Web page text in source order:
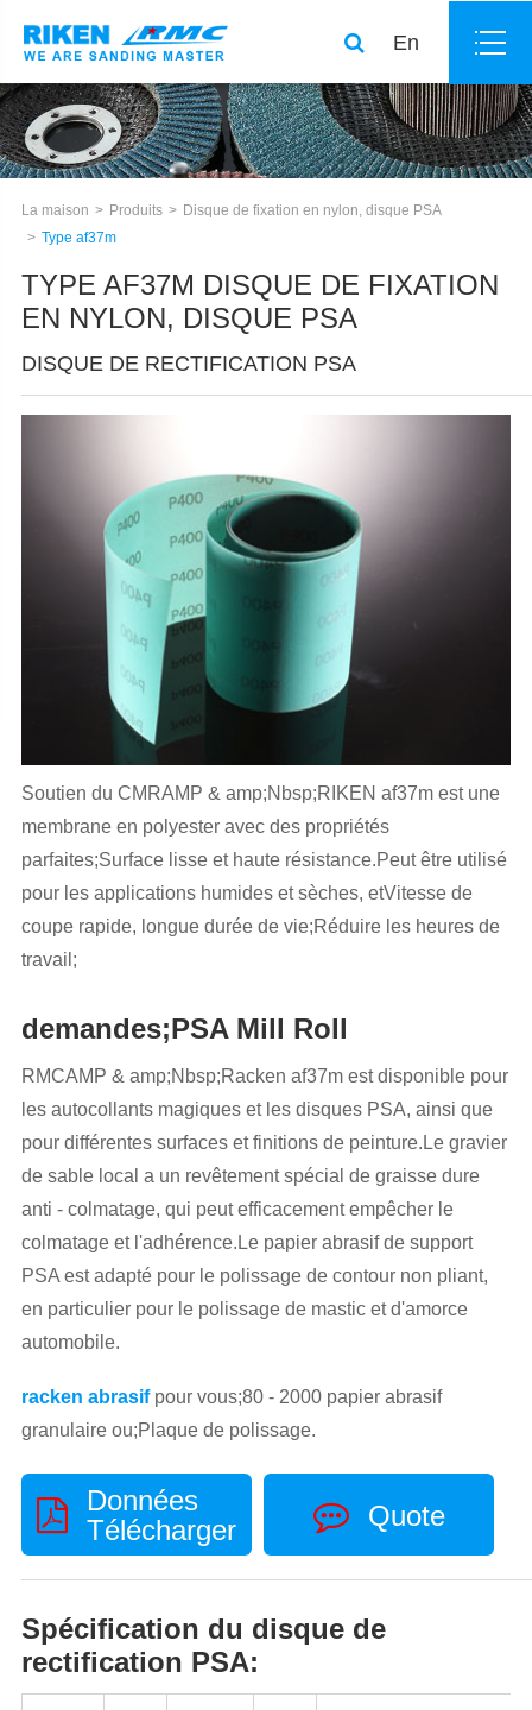
En
La maison Produits
Disque de fixation en nylon, disque PSA
Type af37m
TYPE AF37M DISQUE DE FIXATION
EN NYLON, DISQUE PSA
DISQUE DE RECTIFICATION PSA
Soutien du CMRAMP & amp;Nbsp;RIKEN af37m est une
membrane en polyester avec des propriétés
parfaites;Surface lisse et haute résistance.Peut être utilisé
pour les applications humides et sèches, etVitesse de
coupe rapide, longue durée de vie;Réduire les heures de
travail;
demandes;PSA Mill Roll
RMCAMP & amp;Nbsp;Racken af37m est disponible pour
les autocollants magiques et les disques PSA, ainsi que
pour différentes surfaces et finitions de peinture.Le gravier
de sable local a un revêtement spécial de graisse dure
anti - colmatage, qui peut efficacement empêcher le
colmatage et l'adhérence.Le papier abrasif de support
PSA est adapté pour le polissage de contour non pliant,
en particulier pour le polissage de mastic et d'amorce
automobile.
racken abrasif pour vous;80 - 2000 papier abrasif
granulaire ou;Plaque de polissage.
Données
Télécharger
Quote
Spécification du disque de
rectification PSA: